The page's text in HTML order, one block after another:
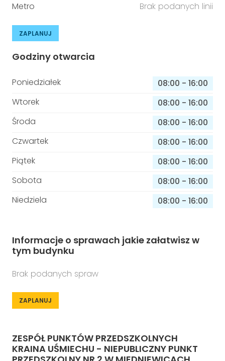
Metro
Brak podanych linii
ZAPLANUJ
Godziny otwarcia
Poniedziałek 08:00 - 16:00
Wtorek
08:00 - 16:00
Środa
08:00 - 16:00
Czwartek
08:00 - 16:00
Piątek
08:00 - 16:00
Sobota
08:00 - 16:00
Niedziela
08:00 - 16:00
Informacje o sprawach jakie załatwisz w
tym budynku
Brak podanych spraw
ZAPLANUJ
ZESPÓŁ PUNKTÓW PRZEDSZKOLNYCH
KRAINA UŚMIECHU - NIEPUBLICZNY PUNKT